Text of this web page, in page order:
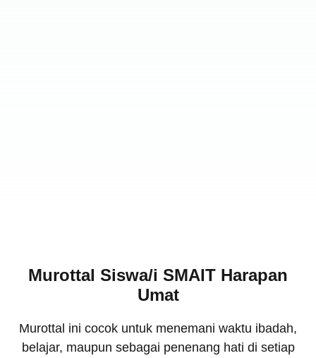
Murottal Siswa/i SMAIT Harapan
Umat
Murottal ini cocok untuk menemani waktu ibadah,
belajar, maupun sebagai penenang hati di setiap